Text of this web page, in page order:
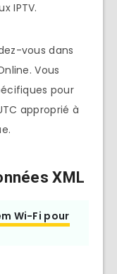
IPTV.
vous dans
Vous
pour
approprié à
XML
Wi-Fi pour